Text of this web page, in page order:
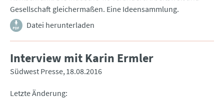
Gesellschaft gleichermaßen. Eine Ideensammlung.
Datei herunterladen
Interview mit Karin Ermler
Südwest Presse 18.08.2016
Letzte Änderung